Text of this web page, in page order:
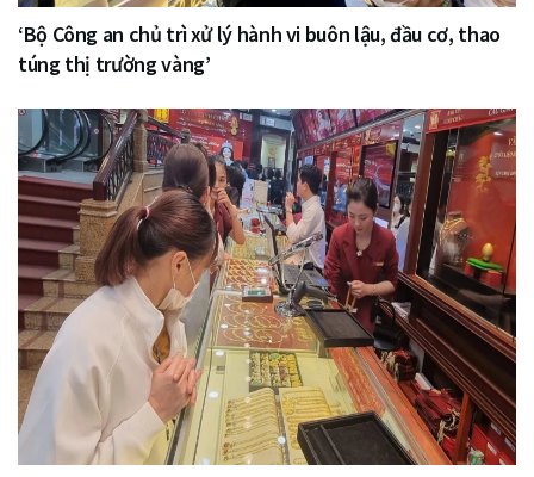
‘Bộ Công an chủ trì xử lý hành vi buôn lậu, đầu cơ, thao
túng thị trường vàng’